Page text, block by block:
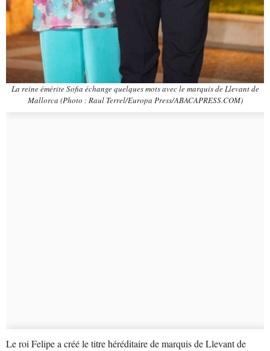
La reine émérite Sofia échange quelques mots avec le marquis de Llevant de
Mallorca (Photo : Raul Terrel/Europa Press/ABACAPRESS.COM)
Le roi Felipe a créé le titre héréditaire de marquis de Llevant de